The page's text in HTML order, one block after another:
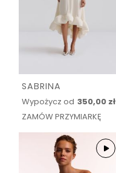
SABRINA
Wypożycz od 350,00 zł
ZAMÓW PRZYMIARKĘ